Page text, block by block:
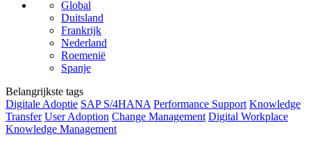
Global
Duitsland
Frankrijk
Nederland
Roemenië
Spanje
Belangrijkste tags
Digitale Adoptie SAP S/4HANA Performance Support Knowledge
Transfer User Adoption Change Management Digital Workplace
Knowledge Management